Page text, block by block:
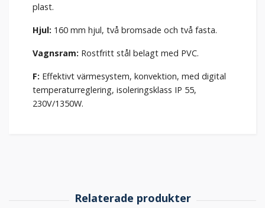
plast.
Hjul: 160 mm hjul, två bromsade och två fasta.
Vagnsram: Rostfritt stål belagt med PVC.
F: Effektivt värmesystem, konvektion, med digital
temperaturreglering, isoleringsklass IP 55,
230V/1350W.